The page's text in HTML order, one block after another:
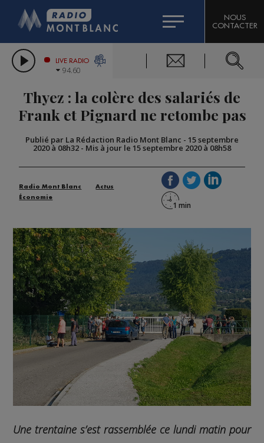
LES CHRONIQUES DE L'EXPERT
CITIZEN MACHINERY
GRAND MASSIF DOMAINES SKIABLES
BIGARD
COMPAGNIE DU MONT-BLANC
NOUS
CONTACTER
LIVE RADIO
94.60
Thyez : la colère des salariés de
Frank et Pignard ne retombe pas
Publié par La Rédaction Radio Mont Blanc - 15 septembre
2020 à 08h32 - Mis à jour le 15 septembre 2020 à 08h58
Radio Mont Blanc
Actus
Économie
Une trentaine s’est rassemblée ce lundi matin pour